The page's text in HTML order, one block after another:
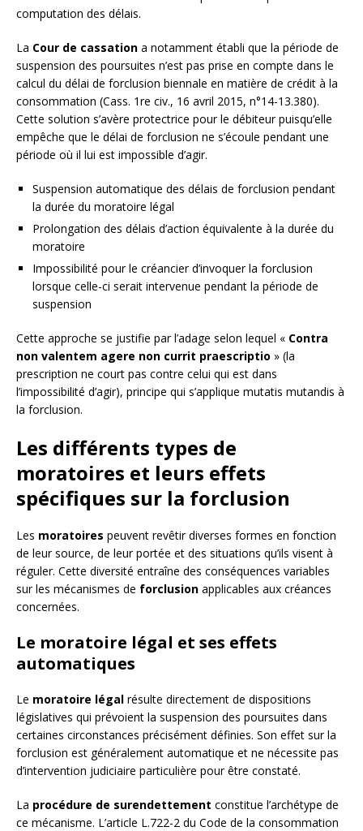
computation des délais.
La Cour de cassation a notamment établi que la période de
suspension des poursuites n’est pas prise en compte dans le
calcul du délai de forclusion biennale en matière de crédit à la
consommation (Cass. 1re civ., 16 avril 2015, n°14-13.380).
Cette solution s’avère protectrice pour le débiteur puisqu’elle
empêche que le délai de forclusion ne s’écoule pendant une
période où il lui est impossible d’agir.
Suspension automatique des délais de forclusion pendant
la durée du moratoire légal
Prolongation des délais d’action équivalente à la durée du
moratoire
Impossibilité pour le créancier d’invoquer la forclusion
lorsque celle-ci serait intervenue pendant la période de
suspension
Cette approche se justifie par l’adage selon lequel « Contra
non valentem agere non currit praescriptio » (la
prescription ne court pas contre celui qui est dans
l’impossibilité d’agir), principe qui s’applique mutatis mutandis à
la forclusion.
Les différents types de
moratoires et leurs effets
spécifiques sur la forclusion
Les moratoires peuvent revêtir diverses formes en fonction
de leur source, de leur portée et des situations qu’ils visent à
réguler. Cette diversité entraîne des conséquences variables
sur les mécanismes de forclusion applicables aux créances
concernées.
Le moratoire légal et ses effets
automatiques
Le moratoire légal résulte directement de dispositions
législatives qui prévoient la suspension des poursuites dans
certaines circonstances précisément définies. Son effet sur la
forclusion est généralement automatique et ne nécessite pas
d’intervention judiciaire particulière pour être constaté.
La procédure de surendettement constitue l’archétype de
ce mécanisme. L’article L.722-2 du Code de la consommation